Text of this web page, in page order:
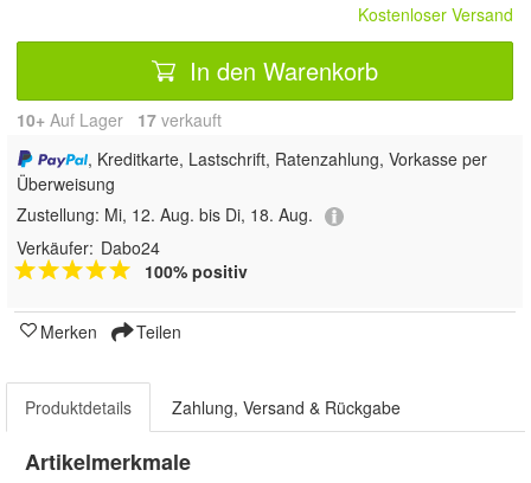
Kostenloser Versand
In den Warenkorb
10+ Auf Lager 17 verkauft
, Kreditkarte, Lastschrift, Ratenzahlung, Vorkasse per
Überweisung
Zustellung: Mi, 12. Aug. bis Di, 18. Aug.
Verkäufer: Dabo24
100% positiv
Merken Teilen
Produktdetails Zahlung, Versand & Rückgabe
Artikelmerkmale